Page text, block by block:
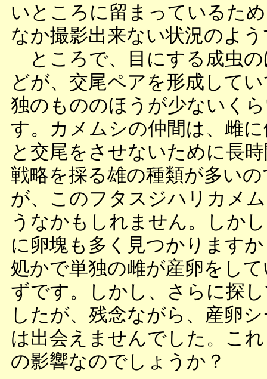
いところに留まっているた
なか撮影出来ない状況のよ
ところで、目にする成虫
どが、交尾ペアを形成して
独のもののほうが少ないく
す。カメムシの仲間は、雌
と交尾をさせないために長
戦略を採る雄の種類が多い
が、このフタスジハリカメ
うなかもしれません。しか
に卵塊も多く見つかります
処かで単独の雌が産卵をし
ずです。しかし、さらに探
したが、残念ながら、産卵
は出会えませんでした。こ
の影響なのでしょうか？